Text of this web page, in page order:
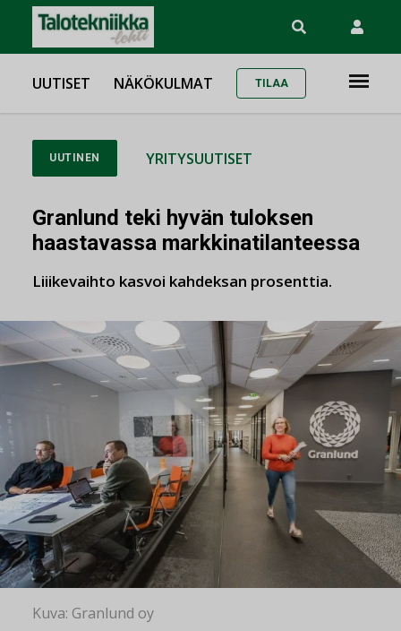
UUTISET NÄKÖKULMAT TILAA
UUTINEN YRITYSUUTISET
Granlund teki hyvän tuloksen
haastavassa markkinatilanteessa
Liiikevaihto kasvoi kahdeksan prosenttia.
Kuva: Granlund oy